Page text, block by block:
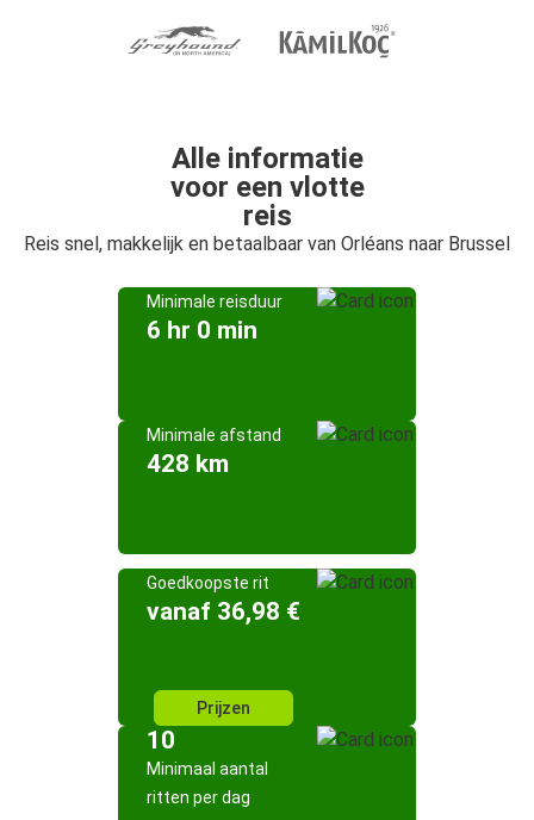
Alle informatie
voor een vlotte
reis
Reis snel, makkelijk en betaalbaar van Orléans naar Brussel
Minimale reisduur
6 hr 0 min
Minimale afstand
428 km
Goedkoopste rit
vanaf 36,98 €
Prijzen
10
Minimaal aantal
ritten per dag